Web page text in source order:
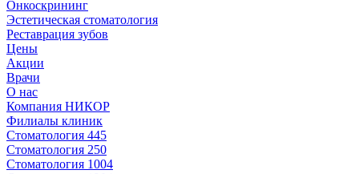
Онкоскрининг
Эстетическая стоматология
Реставрация зубов
Цены
Акции
Врачи
О нас
Компания НИКОР
Филиалы клиник
Стоматология 445
Стоматология 250
Стоматология 1004